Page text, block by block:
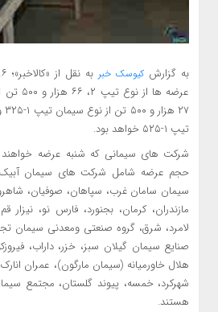
به گزارش کیوسک خبر
تیپ ۱-۵۲۵ خواهد بود.
شرکت های سیمانی که شنبه عرضه خواهند
حجم عرضه شامل شرکت های سیمان آبیک،
سیمان سامان غرب، سپاهان، صوفیان،
مازندران، کرمان، بجنورد، فارس نو، نیزار
لامرد، شرق، گروه صنعتی ومعدنی سیمان
صنایع سیمان گیلان سبز، خزر، داراب،
هلال خاورمیانه (سیمان مارگون)، عمران
شهرکرد، خمسه، پیوند گلستان، مجتمع
هستند.